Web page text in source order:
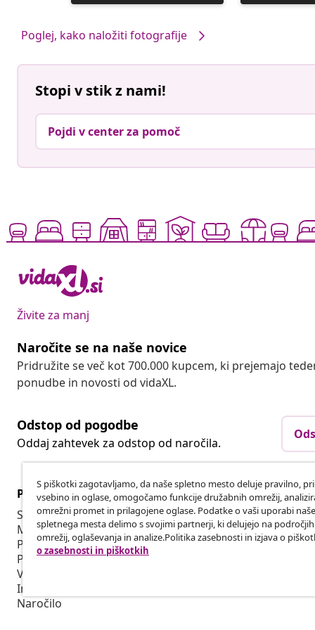
je
je
Poglej, kako naložiti fotografije
Stopi v stik z nami!
Pojdi v center za pomoč
Živite za manj
Naročite se na naše novice
Pridružite se več kot 700.000 kupcem, ki prejemajo
ponudbe in novosti od vidaXL.
Odstop od pogodbe
Oddaj zahtevek za odstop od naročila.
Podpora za stranke
Sledite svojemu naročilu
Moj račun
Plačilo
Pošiljanje in dostava
Vračilo
Informacije o izdelku
Naročilo
Poslovanje
Partnerski
Proizvodnja
S piškotki zagotavljamo, da naše spletno mesto deluje pravilno,
vsebino in oglase, omogočamo funkcije družabnih omrežij,
omrežni promet in prilagojene oglase. Podatke o vaši uporabi
spletnega mesta delimo s svojimi partnerji, ki delujejo na
omrežij, oglaševanja in analize.Politika zasebnosti in izjava o
o zasebnosti in piškotkih